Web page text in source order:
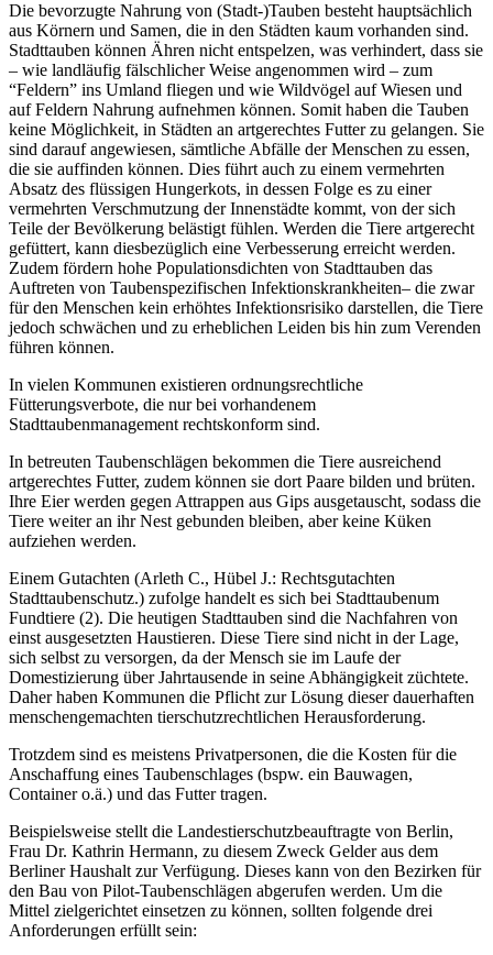
Die bevorzugte Nahrung von (Stadt-)Tauben besteht hauptsächlich
aus Körnern und Samen, die in den Städten kaum vorhanden sind.
Stadttauben können Ähren nicht entspelzen, was verhindert, dass sie
– wie landläufig fälschlicher Weise angenommen wird – zum
“Feldern” ins Umland fliegen und wie Wildvögel auf Wiesen und
auf Feldern Nahrung aufnehmen können. Somit haben die Tauben
keine Möglichkeit, in Städten an artgerechtes Futter zu gelangen. Sie
sind darauf angewiesen, sämtliche Abfälle der Menschen zu essen,
die sie auffinden können. Dies führt auch zu einem vermehrten
Absatz des flüssigen Hungerkots, in dessen Folge es zu einer
vermehrten Verschmutzung der Innenstädte kommt, von der sich
Teile der Bevölkerung belästigt fühlen. Werden die Tiere artgerecht
gefüttert, kann diesbezüglich eine Verbesserung erreicht werden.
Zudem fördern hohe Populationsdichten von Stadttauben das
Auftreten von Taubenspezifischen Infektionskrankheiten– die zwar
für den Menschen kein erhöhtes Infektionsrisiko darstellen, die Tiere
jedoch schwächen und zu erheblichen Leiden bis hin zum Verenden
führen können.
In vielen Kommunen existieren ordnungsrechtliche
Fütterungsverbote, die nur bei vorhandenem
Stadttaubenmanagement rechtskonform sind.
In betreuten Taubenschlägen bekommen die Tiere ausreichend
artgerechtes Futter, zudem können sie dort Paare bilden und brüten.
Ihre Eier werden gegen Attrappen aus Gips ausgetauscht, sodass die
Tiere weiter an ihr Nest gebunden bleiben, aber keine Küken
aufziehen werden.
Einem Gutachten (Arleth C., Hübel J.: Rechtsgutachten
Stadttaubenschutz.) zufolge handelt es sich bei Stadttaubenum
Fundtiere (2). Die heutigen Stadttauben sind die Nachfahren von
einst ausgesetzten Haustieren. Diese Tiere sind nicht in der Lage,
sich selbst zu versorgen, da der Mensch sie im Laufe der
Domestizierung über Jahrtausende in seine Abhängigkeit züchtete.
Daher haben Kommunen die Pflicht zur Lösung dieser dauerhaften
menschengemachten tierschutzrechtlichen Herausforderung.
Trotzdem sind es meistens Privatpersonen, die die Kosten für die
Anschaffung eines Taubenschlages (bspw. ein Bauwagen,
Container o.ä.) und das Futter tragen.
Beispielsweise stellt die Landestierschutzbeauftragte von Berlin,
Frau Dr. Kathrin Hermann, zu diesem Zweck Gelder aus dem
Berliner Haushalt zur Verfügung. Dieses kann von den Bezirken für
den Bau von Pilot-Taubenschlägen abgerufen werden. Um die
Mittel zielgerichtet einsetzen zu können, sollten folgende drei
Anforderungen erfüllt sein: